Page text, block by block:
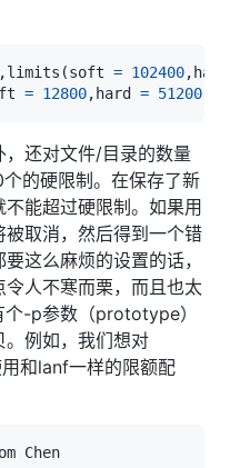
(soft = 102400
= 12800,hard = 51200
还对文件/目录的数量
的硬限制。在保存了新
能超过硬限制。如果用
取消，然后得到一个错
这么麻烦的设置的话，
人不寒而栗，而且也太
-p参数（prototype）
例如，我们想对
和lanf一样的限额配